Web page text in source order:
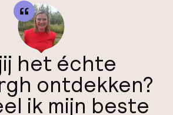
bent in eeuwenoude kastelen,
fascinerende musea of
uitzichten, deze stad heeft
Hierbij een overzicht van 10
in Edinburgh
tijdens je bezoek. […]
het échte
ontdekken?
ik mijn beste